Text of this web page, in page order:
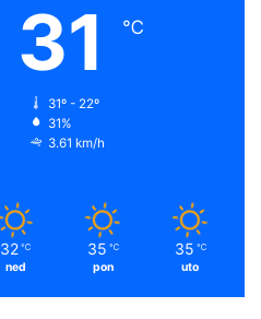
31 ℃
31º - 22º
31%
3.61 km/h
32 ℃
ned
35 ℃
pon
35 ℃
uto